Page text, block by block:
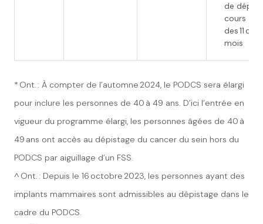
de
cours
des 11
mois
* Ont. : À compter de l’automne 2024, le PODCS sera élargi
pour inclure les personnes de 40 à 49 ans. D’ici l’entrée en
vigueur du programme élargi, les personnes âgées de 40 à
49 ans ont accès au dépistage du cancer du sein hors du
PODCS par aiguillage d’un FSS.
^ Ont. : Depuis le 16 octobre 2023, les personnes ayant des
implants mammaires sont admissibles au dépistage dans le
cadre du PODCS.